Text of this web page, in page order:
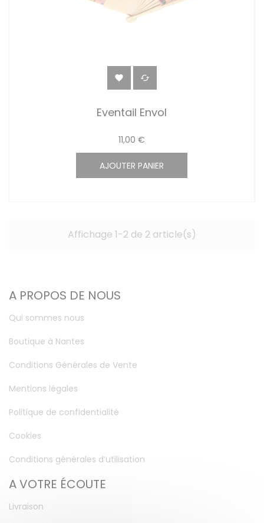
 
Eventail Envol
11,00 €
AJOUTER PANIER
Affichage 1-2 de 2 article(s)
A PROPOS DE NOUS
Qui sommes nous
Boutique à Nantes
Conditions Générales de Vente
Mentions légales
Politique de confidentialité
Cookies
Conditions générales d’utilisation
A VOTRE ÉCOUTE
Livraison